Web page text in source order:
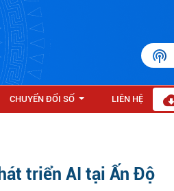
CHUYỂN ĐỔI SỐ LIÊN HỆ
triển AI tại Ấn Độ